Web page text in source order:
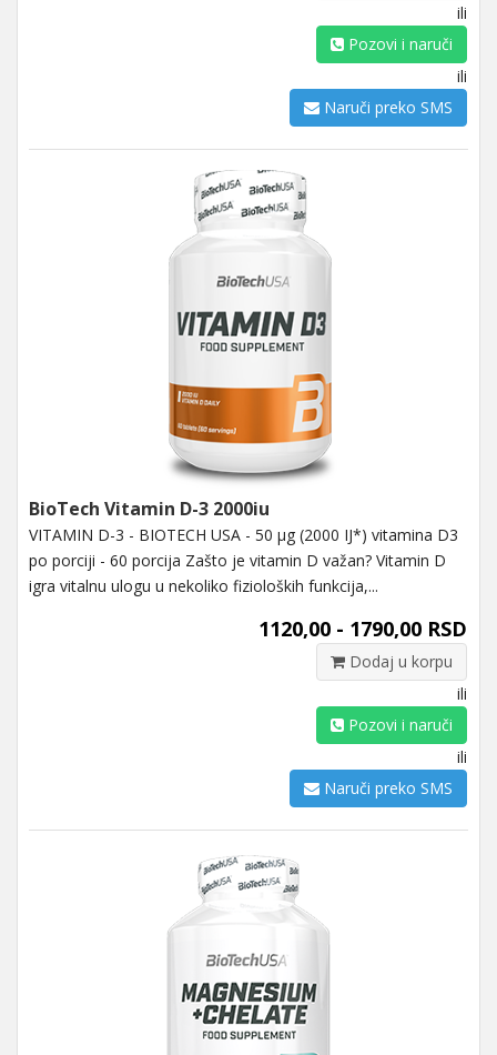
ili
Pozovi i naruči
ili
Naruči preko SMS
BioTech Vitamin D-3 2000iu
VITAMIN D-3 - BIOTECH USA - 50 µg (2000 IJ*) vitamina D3
po porciji - 60 porcija Zašto je vitamin D važan? Vitamin D
igra vitalnu ulogu u nekoliko fizioloških funkcija,...
1120,00 - 1790,00 RSD
Dodaj u korpu
ili
Pozovi i naruči
ili
Naruči preko SMS